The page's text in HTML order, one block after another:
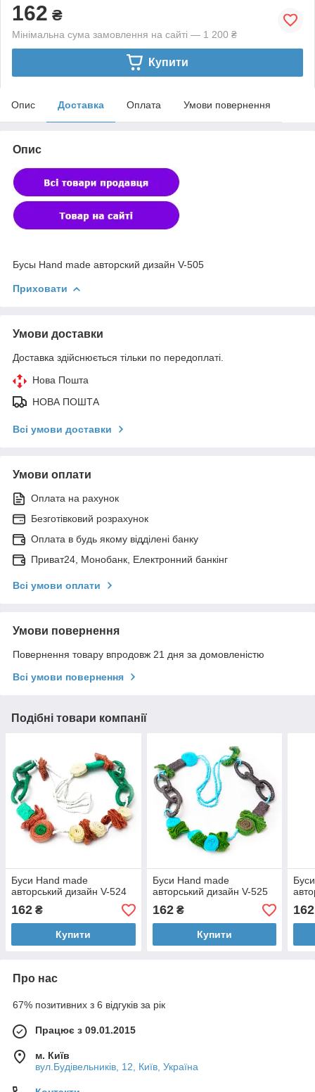
162 ₴
Мінімальна сума замовлення на сайті — 1 200 ₴
Купити
Опис Доставка Оплата Умови повернення
Опис
Бусы Hand made авторский дизайн V-505
Приховати
Умови доставки
Доставка здійснюється тільки по передоплаті.
Нова Пошта
НОВА ПОШТА
Всі умови доставки
Умови оплати
Оплата на рахунок
Безготівковий розрахунок
Оплата в будь якому відділені банку
Приват24, Монобанк, Електронний банкінг
Всі умови оплати
Умови повернення
Повернення товару впродовж 21 дня за домовленістю
Всі умови повернення
Подібні товари компанії
Буси Hand made
авторський дизайн V-524
162 ₴
Купити
Буси Hand made
авторський дизайн V-525
162₴
Купити
162
Про нас
67% позитивних з 6 відгуків за рік
Працює з 09.01.2015
м. Київ
вул.Будівельників, 12, Київ, Україна